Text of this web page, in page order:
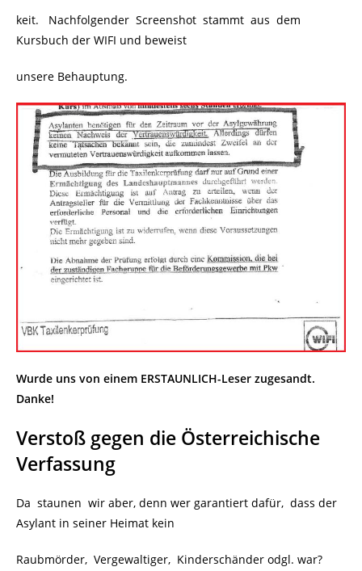
keit. Nachfolgender Screenshot stammt aus dem
Kursbuch der WIFI und beweist
unsere Behauptung.
Wurde uns von einem ERSTAUNLICH-Leser zugesandt.
Danke!
Verstoß gegen die Österreichische
Verfassung
Da staunen wir aber, denn wer garantiert dafür, dass der
Asylant in seiner Heimat kein
Raubmörder, Vergewaltiger, Kinderschänder odgl. war?